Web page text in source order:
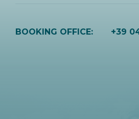
BOOKING OFFICE: +39